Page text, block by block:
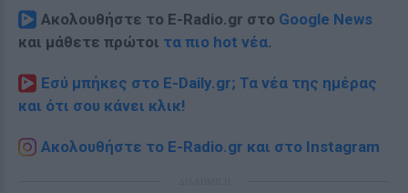
Ακολουθήστε το E-Radio.gr στο Google News
και μάθετε πρώτοι τα πιο hot νέα.
Εσύ μπήκες στο E-Daily.gr; Τα νέα της ημέρας
και ότι σου κάνει κλικ!
Ακολουθήστε το E-Radio.gr και στο Instagram